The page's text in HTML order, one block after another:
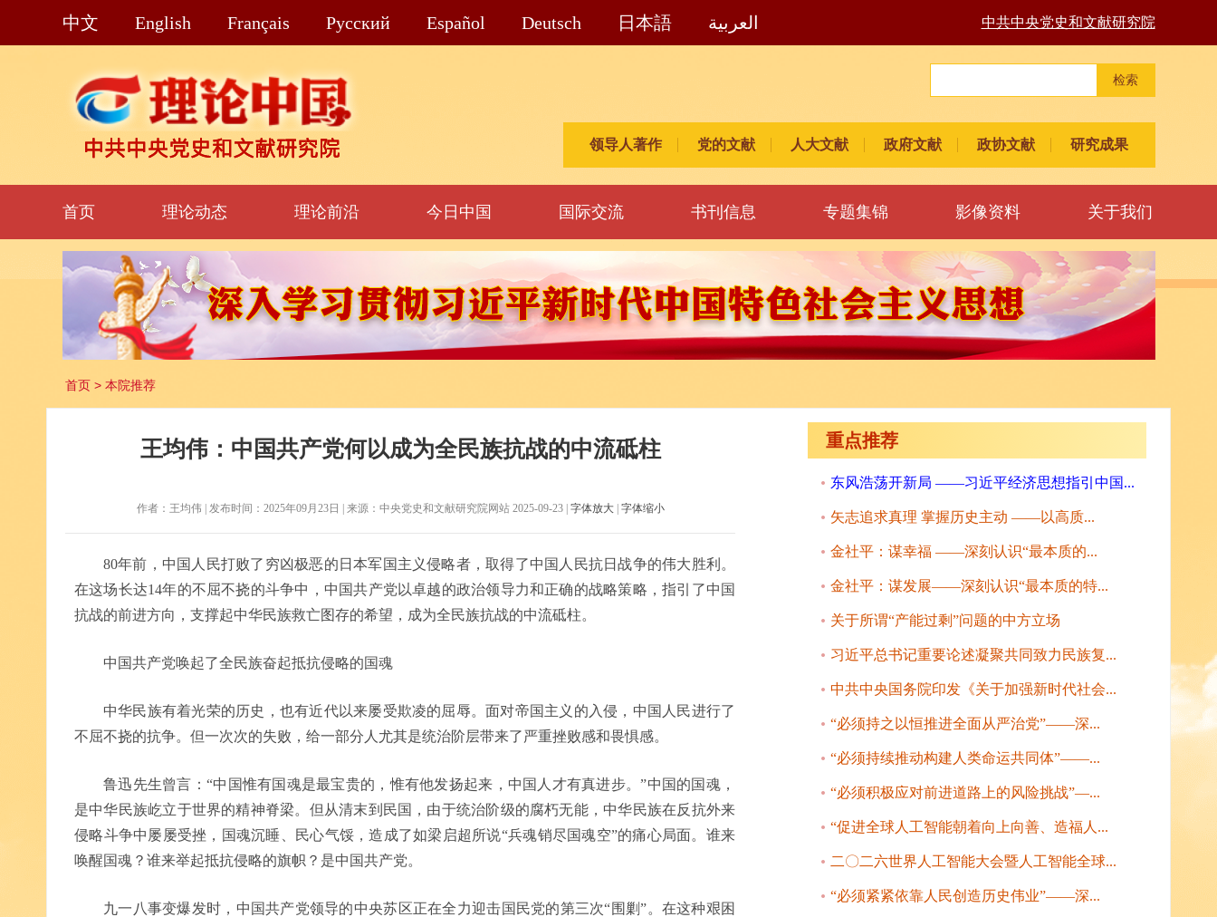
中文 English Français Pусский Español Deutsch 日本語 العربية 中共中央党史和文献研究院
检索
领导人著作 党的文献 人大文献 政府文献 政协文献 研究成果
首页 理论动态 理论前沿 今日中国 国际交流 书刊信息 专题集锦 影像资料 关于我们
首页 > 本院推荐
王均伟：中国共产党何以成为全民族抗战的中流砥柱
作者：王均伟 | 发布时间：2025年09月23日 | 来源：中央党史和文献研究院网站 2025-09-23 | 字体放大| 字体缩小
80年前，中国人民打败了穷凶极恶的日本军国主义侵略者，取得了中国人民抗日战争的伟大胜利。
在这场长达14年的不屈不挠的斗争中，中国共产党以卓越的政治领导力和正确的战略策略，指引了中国
抗战的前进方向，支撑起中华民族救亡图存的希望，成为全民族抗战的中流砥柱。
中国共产党唤起了全民族奋起抵抗侵略的国魂
中华民族有着光荣的历史，也有近代以来屡受欺凌的屈辱。面对帝国主义的入侵，中国人民进行了
不屈不挠的抗争。但一次次的失败，给一部分人尤其是统治阶层带来了严重挫败感和畏惧感。
鲁迅先生曾言：“中国惟有国魂是最宝贵的，惟有他发扬起来，中国人才有真进步。”中国的国魂，
是中华民族屹立于世界的精神脊梁。但从清末到民国，由于统治阶级的腐朽无能，中华民族在反抗外来
侵略斗争中屡屡受挫，国魂沉睡、民心气馁，造成了如梁启超所说“兵魂销尽国魂空”的痛心局面。谁来
唤醒国魂？谁来举起抵抗侵略的旗帜？是中国共产党。
九一八事变爆发时，中国共产党领导的中央苏区正在全力迎击国民党的第三次“围剿”。在这种艰困
重点推荐
东风浩荡开新局 ——习近平经济思想指引中国...
矢志追求真理 掌握历史主动 ——以高质...
金社平：谋幸福 ——深刻认识“最本质的...
金社平：谋发展——深刻认识“最本质的特...
关于所谓“产能过剩”问题的中方立场
习近平总书记重要论述凝聚共同致力民族复...
中共中央国务院印发《关于加强新时代社会...
“必须持之以恒推进全面从严治党”——深...
“必须持续推动构建人类命运共同体”——...
“必须积极应对前进道路上的风险挑战”—...
“促进全球人工智能朝着向上向善、造福人...
二〇二六世界人工智能大会暨人工智能全球...
“必须紧紧依靠人民创造历史伟业”——深...